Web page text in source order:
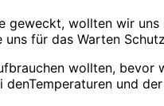
geweckt, wollten wir
für das Warten
wollten,
denTemperaturen und